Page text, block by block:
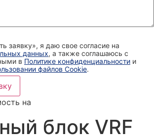
заявку», я даю свое согласие на
данных, а также соглашаюсь с
в Политике конфиденциальности и
файлов Cookie.
на
блок VRF